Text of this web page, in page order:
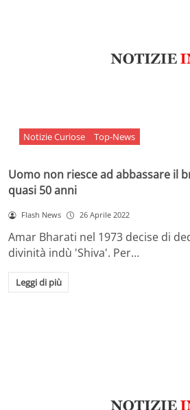
Notizie Curiose Top-News
Uomo non riesce ad abbassare il
quasi 50 anni
Flash News 26 Aprile 2022
Amar Bharati nel 1973 decise di
divinità indù 'Shiva'. Per…
Leggi di più